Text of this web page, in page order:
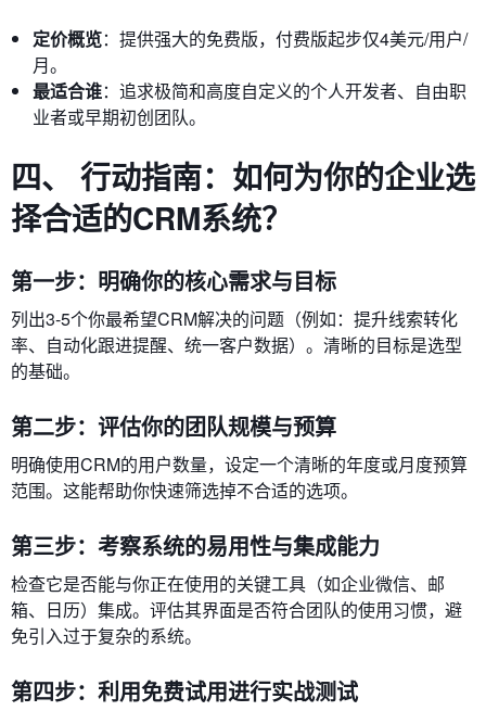
定价概览：提供强大的免费版，付费版起步仅4美元/用户/
月。
最适合谁：追求极简和高度自定义的个人开发者、自由职
业者或早期初创团队。
四、 行动指南：如何为你的企业选
择合适的CRM系统？
第一步：明确你的核心需求与目标
列出3-5个你最希望CRM解决的问题（例如：提升线索转化
率、自动化跟进提醒、统一客户数据）。清晰的目标是选型
的基础。
第二步：评估你的团队规模与预算
明确使用CRM的用户数量，设定一个清晰的年度或月度预算
范围。这能帮助你快速筛选掉不合适的选项。
第三步：考察系统的易用性与集成能力
检查它是否能与你正在使用的关键工具（如企业微信、邮
箱、日历）集成。评估其界面是否符合团队的使用习惯，避
免引入过于复杂的系统。
第四步：利用免费试用进行实战测试